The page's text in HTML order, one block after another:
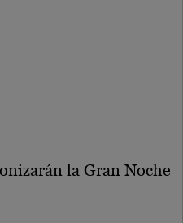
la Gran Noche